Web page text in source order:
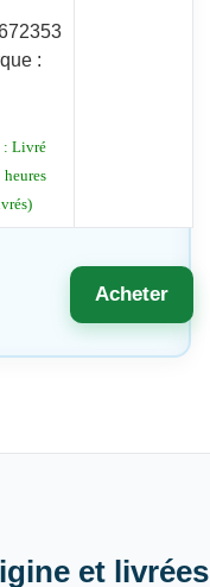
:
: Livré
Acheter
et livrées